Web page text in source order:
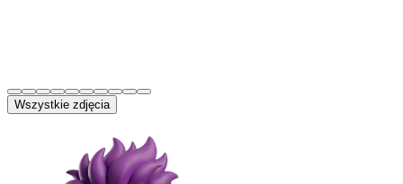
Wszystkie zdjęcia